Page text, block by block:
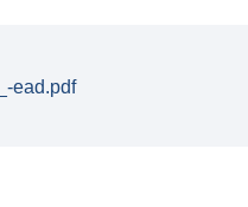
ead.pdf